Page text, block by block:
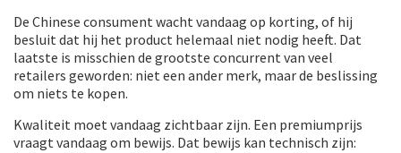
De Chinese consument wacht vandaag op korting, of hij
besluit dat hij het product helemaal niet nodig heeft. Dat
laatste is misschien de grootste concurrent van veel
retailers geworden: niet een ander merk, maar de beslissing
om niets te kopen.
Kwaliteit moet vandaag zichtbaar zijn. Een premiumprijs
vraagt vandaag om bewijs. Dat bewijs kan technisch zijn: